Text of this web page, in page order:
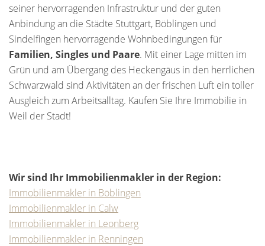
seiner hervorragenden Infrastruktur und der guten
Anbindung an die Städte Stuttgart, Böblingen und
Sindelfingen hervorragende Wohnbedingungen für
Familien, Singles und Paare. Mit einer Lage mitten im
Grün und am Übergang des Heckengäus in den herrlichen
Schwarzwald sind Aktivitäten an der frischen Luft ein toller
Ausgleich zum Arbeitsalltag. Kaufen Sie Ihre Immobilie in
Weil der Stadt!
Wir sind Ihr Immobilienmakler in der Region:
Immobilienmakler in Böblingen
Immobilienmakler in Calw
Immobilienmakler in Leonberg
Immobilienmakler in Renningen